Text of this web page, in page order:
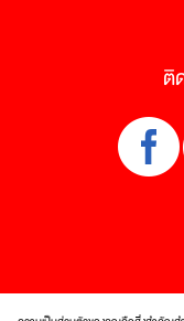
ติ